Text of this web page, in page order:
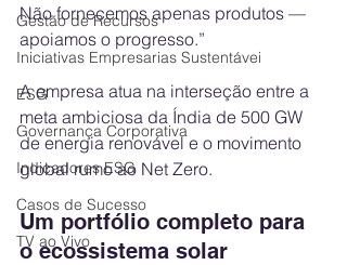
Gestão de Recursos
Iniciativas Empresarias Sustentávei
ESG
Governança Corporativa
Indicadores ESG
Casos de Sucesso
TV ao Vivo
Não fornecemos apenas produtos —
apoiamos o progresso.”
A empresa atua na interseção entre a
meta ambiciosa da Índia de 500 GW
de energia renovável e o movimento
global rumo ao Net Zero.
Um portfólio completo para
o ecossistema solar